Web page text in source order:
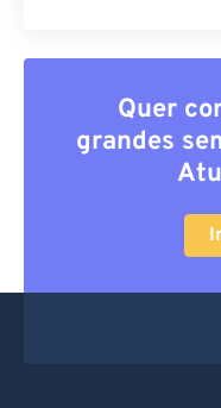
Quer
grandes